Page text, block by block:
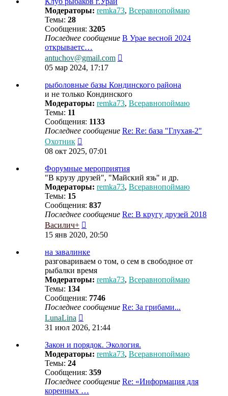
Модераторы: remka73, Всеравнопоймаю
Темы: 28
Сообщения: 3205
Последнее сообщение В Урае весной 2024
открываетс…
antuchov@gmail.com
сообщению
05 мар 2024, 17:17
рыболовные базы Кондинского района
и не только Кондинского
Модераторы: remka73, Всеравнопоймаю
Темы: 11
Сообщения: 1133
Последнее сообщение Re: Re: база "Глухая-2"
Охотник
к
последнему
сообщению
08 окт 2025, 07:01
Форумные мероприятия
"В крузу друзей", "Майский язь" и др.
Модераторы: remka73, Всеравнопоймаю
Темы: 15
Сообщения: 837
Последнее сообщение Re: В кругу друзей 2018
Василич+
последнему
сообщению
15 янв 2020, 20:50
на завалинке
разговариваем о том, о сем в свободное от
рыбалки время
Модераторы: remka73, Всеравнопоймаю
Темы: 134
Сообщения: 7746
Последнее сообщение Re: За грибами...
LunaLina
к
последнему
сообщению
31 июл 2026, 21:44
Закон и порядок. Экология.
Модераторы: remka73, Всеравнопоймаю
Темы: 24
Сообщения: 359
Последнее сообщение Re: «Информация для
коренных …